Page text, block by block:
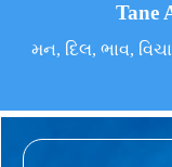
Tane
મન, દિલ, ભાવ,